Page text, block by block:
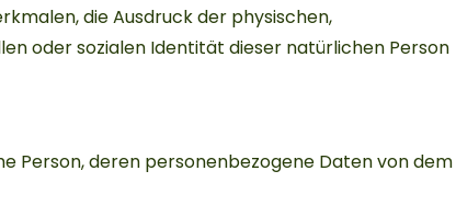
die Ausdruck der physischen,
oder sozialen Identität dieser natürlichen Person
Person, deren personenbezogene Daten von dem